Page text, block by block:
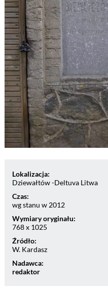
Lokalizacja:
Dziewałtów -Deltuva Litwa
Czas:
wg stanu w 2012
Wymiary oryginału:
768 x 1025
Źródło:
W. Kardasz
Nadawca:
redaktor